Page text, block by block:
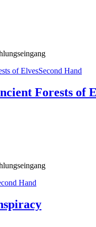
Second Hand
Forests of
Hand